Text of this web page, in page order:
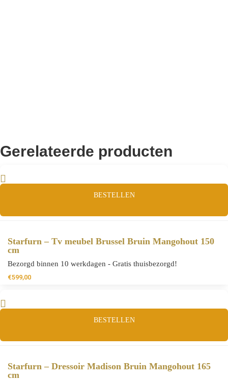
Gerelateerde producten
BESTELLEN
Starfurn – Tv meubel Brussel Bruin Mangohout 150
cm
Bezorgd binnen 10 werkdagen - Gratis thuisbezorgd!
€599,00
BESTELLEN
Starfurn – Dressoir Madison Bruin Mangohout 165
cm